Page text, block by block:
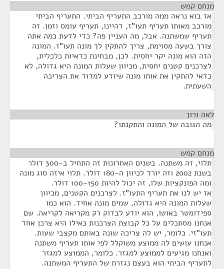
מנחם קמש
אז בוא נראה ממה מורכב התעריף הביתי. התעריף הביתי
מורכב מאותו תעריף תעו"ז, דהיינו, תעריף עומס וזמן. זה
תעריף שמשתנה. אבל, מה העניין פה? כדי לדעת כמה אתה
צורך בשעה מסוימת, צריך להתקין לך מונה תעו"ז. המונה
הזה הוא מונה יקר יחסית. לכן, מבחינת כדאיות כלכלית,
לצרכנים קטנים יחסית, מכיוון שעלות המונה היא גדולה, לא
כדאי להתקין את אותו מונה שיודע למדוד את הצריכה
השעתית.
לאה ורון
מה הגובה של המונה והתקנתו?
מנחם קמש
תלוי, זה משתנה. בשנים האחרונות זה התחיל ב-300 דולר
בשנת 2002 וזה יורד לכיוון ה-180 דולר. תלוי איזה סוג מונה
ומה הפונקציות שלו, זה יכול להיות 100-150 דולר.
אז יש לנו את תעריף התעו"ז. לצרכנים הקטנים, מכיוון
שעלות המונה היא גדולה, שמים מונה אחיד. הוא כמו
ספידומטר באוטו, הוא יודע לבדוק רק מקריאה לקריאה. שם
אנחנו מסתכלים על כל קבוצת הצרכנות כאילו היא צרכן אחד
תעו"זי. כלומר, יש לה צריכה שונה באותם מקצבי שעות.
אנחנו עושים לה ממוצע משוקלל לפי אותו תעריף משתנה
ואנחנו מגיעים לממוצע למגזר. כלומר, הממוצע למגזר
לתעריף הביתי הוא בעצם נגזרת של התעריף המשתנה.